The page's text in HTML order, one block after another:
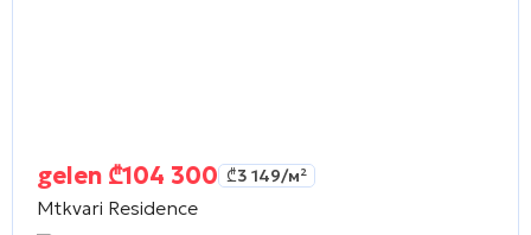
gelen ₾104 300 ₾3 149/м²
Mtkvari Residence